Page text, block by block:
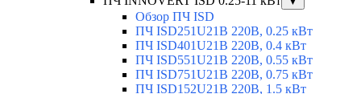
Обзор ПЧ ISD
ПЧ ISD251U21B 220В, 0.25 кВт
ПЧ ISD401U21B 220В, 0.4 кВт
ПЧ ISD551U21B 220В, 0.55 кВт
ПЧ ISD751U21B 220В, 0.75 кВт
ПЧ ISD152U21B 220В, 1.5 кВт